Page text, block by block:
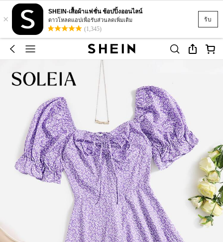
รับ
×
SHEIN-เสื้อผ้าแฟชั่น ช้อปปิ้งออนไลน์
ดาวโหลดแอปเพื่อรับส่วนลดเพิ่มเติม
(1,345)